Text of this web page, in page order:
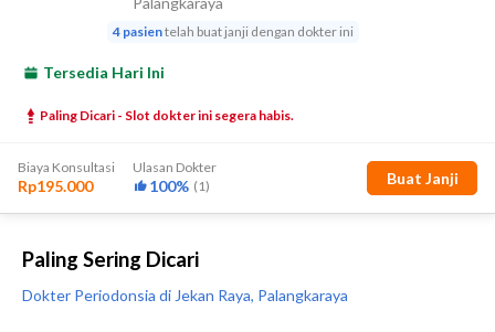
Paling Sering Dicari
Dokter Periodonsia di Jekan Raya, Palangkaraya